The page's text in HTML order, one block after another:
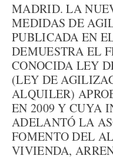
MADRID. LA
MEDIDAS DE
PUBLICADA EN
DEMUESTRA EL
CONOCIDA LEY
(LEY DE
ALQUILER)
EN 2009 Y CUYA
ADELANTÓ LA
FOMENTO DEL
VIVIENDA,